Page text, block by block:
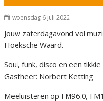
woensdag 6 juli 2022
Jouw zaterdagavond vol
Hoeksche Waard.
Soul, funk, disco en een
Gastheer: Norbert Ketting
Meeluisteren op FM96.0,